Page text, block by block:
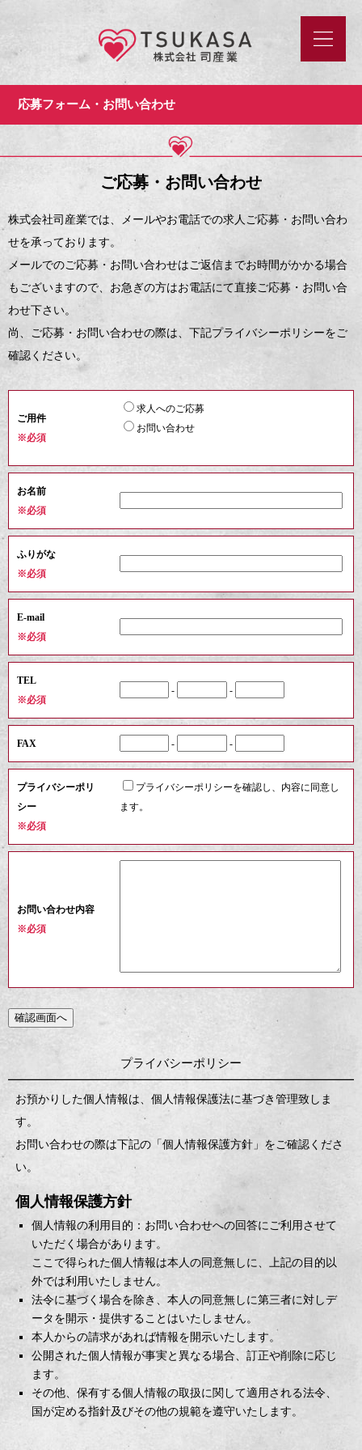
応募フォーム・お問い合わせ
ご応募・お問い合わせ
株式会社司産業では、メールやお電話での求人ご応募・お問い合わ
せを承っております。
メールでのご応募・お問い合わせはご返信までお時間がかかる場合
もございますので、お急ぎの方はお電話にて直接ご応募・お問い合
わせ下さい。
尚、ご応募・お問い合わせの際は、下記プライバシーポリシーをご
確認ください。
ご用件
※必須
求人へのご応募
お問い合わせ
お名前
※必須
ふりがな
※必須
E-mail
※必須
TEL
※必須
- -
FAX - -
プライバシーポリ
シー
※必須
プライバシーポリシーを確認し、内容に同意し
ます。
お問い合わせ内容
※必須
プライバシーポリシー
お預かりした個人情報は、個人情報保護法に基づき管理致しま
す。
お問い合わせの際は下記の「個人情報保護方針」をご確認くださ
い。
個人情報保護方針
個人情報の利用目的：お問い合わせへの回答にご利用させて
いただく場合があります。
ここで得られた個人情報は本人の同意無しに、上記の目的以
外では利用いたしません。
法令に基づく場合を除き、本人の同意無しに第三者に対しデ
ータを開示・提供することはいたしません。
本人からの請求があれば情報を開示いたします。
公開された個人情報が事実と異なる場合、訂正や削除に応じ
ます。
その他、保有する個人情報の取扱に関して適用される法令、
国が定める指針及びその他の規範を遵守いたします。